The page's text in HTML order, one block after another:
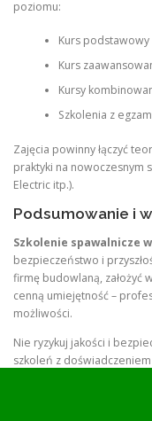
poziomu:
Kurs podstawowy
Kurs
Kursy
Szkolenia z
Zajęcia powinny łączyć
praktyki na nowoczesnym
Electric itp.).
Podsumowanie i
Szkolenie spawalnicze
bezpieczeństwo i
firmę budowlaną, założyć
cenną umiejętność –
możliwości.
Nie ryzykuj jakości i
szkoleń z
Zadzwoń dziś
bezpłatną konsultację